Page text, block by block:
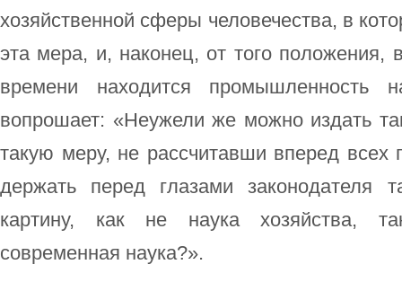
хозяйственной сферы человечества, в
эта мера, и, наконец, от того положения,
времени находится промышленность
вопрошает: «Неужели же можно издать
такую меру, не рассчитавши вперед всех
держать перед глазами
картину, как не наука хозяйства,
современная наука?».